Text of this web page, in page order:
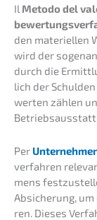
Il Metodo del
den materi­el­len
wird der
durch die
lich der
wer­ten zählen
Per
ver­fah­ren
mens
Absiche­rung,
ren. Dieses